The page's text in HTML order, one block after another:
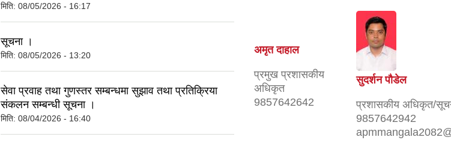
मिति: 08/05/2026 - 16:17
सूचना ।
मिति: 08/05/2026 - 13:20
सेवा प्रवाह तथा गुणस्तर सम्बन्धमा सुझाव तथा प्रतिक्रिया
संकलन सम्बन्धी सूचना ।
मिति: 08/04/2026 - 16:40
अमृत दाहाल
प्रमुख प्रशासकीय
अधिकृत
9857642642
सुदर्शन पौडेल
प्रशासकीय अधिकृत/
9857642942